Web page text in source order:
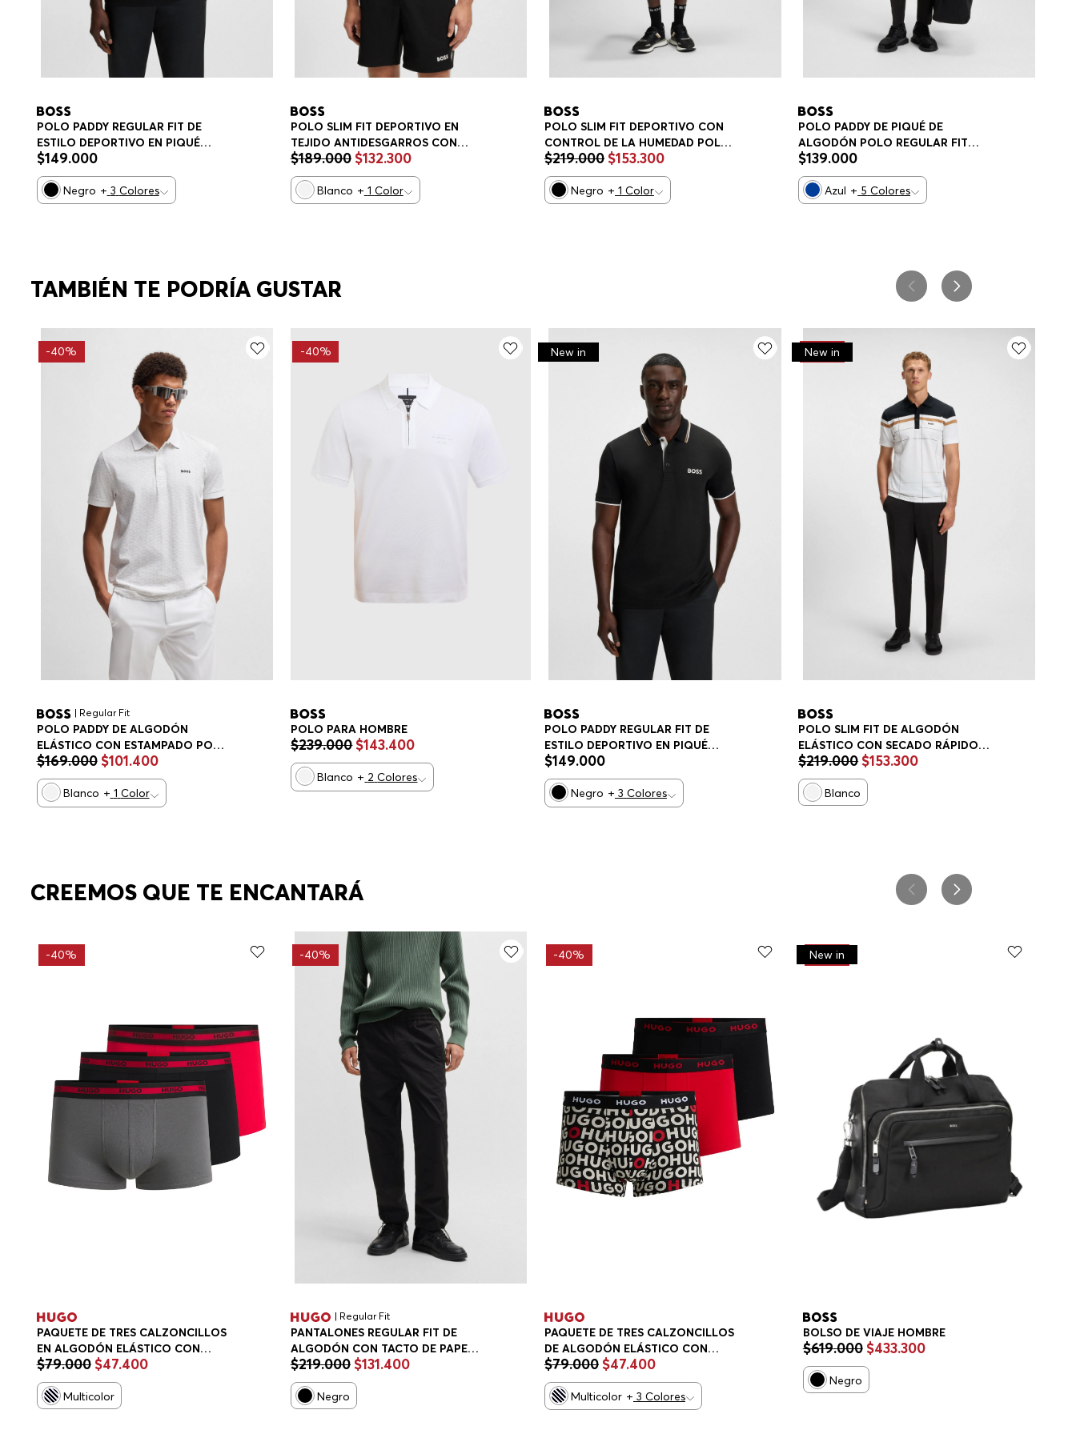
POLO PADDY REGULAR FIT DE
ESTILO DEPORTIVO EN PIQUÉ
ELÁSTICO DE SECADO RÁPIDO
POLO REGULAR FIT HOMBRE
$149.000
Negro + 3 Colores
POLO SLIM FIT DEPORTIVO EN
TEJIDO ANTIDESGARROS CON
BLOQUES DE COLOR POLO SLIM
FIT HOMBRE
$189.000 $132.300
Blanco + 1 Color
POLO SLIM FIT DEPORTIVO CON
CONTROL DE LA HUMEDAD POLO
SLIM FIT HOMBRE
$219.000 $153.300
Negro + 1 Color
POLO PADDY DE PIQUÉ DE
ALGODÓN POLO REGULAR FIT
HOMBRE
$139.000
Azul + 5 Colores
TAMBIÉN TE PODRÍA GUSTAR
-40%
| Regular Fit
POLO PADDY DE ALGODÓN
ELÁSTICO CON ESTAMPADO POLO
REGULAR FIT HOMBRE
$169.000 $101.400
Blanco + 1 Color
-40%
POLO PARA HOMBRE
$239.000 $143.400
Blanco + 2 Colores
New in
POLO PADDY REGULAR FIT DE
ESTILO DEPORTIVO EN PIQUÉ
ELÁSTICO DE SECADO RÁPIDO
POLO REGULAR FIT HOMBRE
$149.000
Negro + 3 Colores
-30%
New in
POLO SLIM FIT DE ALGODÓN
ELÁSTICO CON SECADO RÁPIDO
POLO SLIM FIT HOMBRE
$219.000 $153.300
Blanco
CREEMOS QUE TE ENCANTARÁ
-40%
PAQUETE DE TRES CALZONCILLOS
EN ALGODÓN ELÁSTICO CON
LOGOS EN LA CINTURA
CALZONCILLOS HOMBRE
$79.000 $47.400
Multicolor
-40%
| Regular Fit
PANTALONES REGULAR FIT DE
ALGODÓN CON TACTO DE PAPEL
PANTALONES CASUALES REGULAR
FIT HOMBRE
$219.000 $131.400
Negro
-40%
PAQUETE DE TRES CALZONCILLOS
DE ALGODÓN ELÁSTICO CON
LOGOS CALZONCILLOS HOMBRE
$79.000 $47.400
Multicolor + 3 Colores
-30%
New in
BOLSO DE VIAJE HOMBRE
$619.000 $433.300
Negro